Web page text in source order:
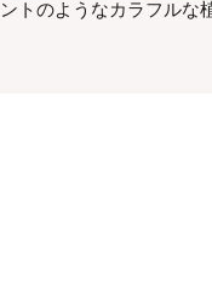
トのようなカラフル